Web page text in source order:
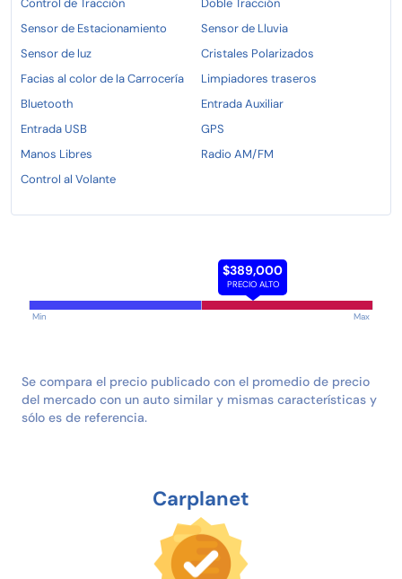
Sensor de Estacionamiento
Sensor de Lluvia
Sensor de luz
Cristales Polarizados
Facias al color de la Carrocería
Limpiadores traseros
Bluetooth
Entrada Auxiliar
Entrada USB
GPS
Manos Libres
Radio AM/FM
Control al Volante
$389,000
PRECIO ALTO
Min Max
Se compara el precio publicado con el promedio de precio
del mercado con un auto similar y mismas características y
sólo es de referencia.
Carplanet